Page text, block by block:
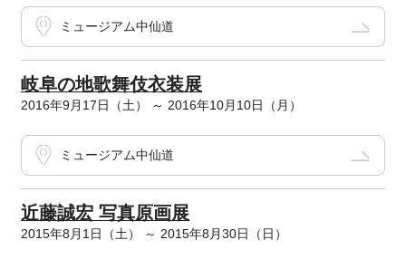
ミュージアム中仙道
岐阜の地歌舞伎衣装展
2016年9月17日（土） ～ 2016年10月10日（月）
ミュージアム中仙道
近藤誠宏 写真原画展
2015年8月1日（土） ～ 2015年8月30日（日）